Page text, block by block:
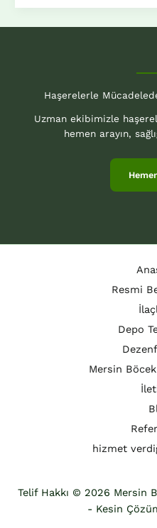
Nedir?
Haşerelerle
Uzman ekibimizle
hemen arayın,
Resmi
Depo
Mersin
hizmet
Telif Hakkı © 2026 Mersin
- Kesin